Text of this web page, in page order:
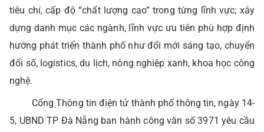
tiêu chí, cấp độ “chất lượng cao” trong từng lĩnh vực; xây
dựng danh mục các ngành, lĩnh vực ưu tiên phù hợp định
hướng phát triển thành phố như đổi mới sáng tạo, chuyển
đổi số, logistics, du lịch, nông nghiệp xanh, khoa học công
nghệ.
Cổng Thông tin điện tử thành phố thông tin, ngày 14-
5, UBND TP Đà Nẵng ban hành công văn số 3971 yêu cầu